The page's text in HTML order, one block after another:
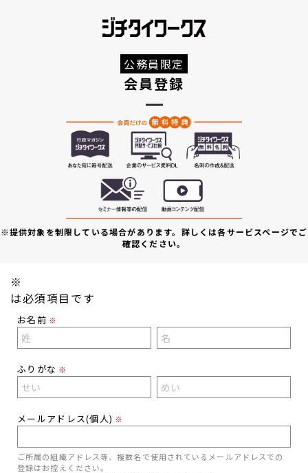
公務員限定
会員登録
※提供対象を制限している場合があります。詳しくは各サービスページでご
確認ください。
※
は必須項目です
お名前 ※
ふりがな ※
メールアドレス(個人) ※
ご所属の組織アドレス等、複数名で使用されているメールアドレスでの
登録はお控えください。